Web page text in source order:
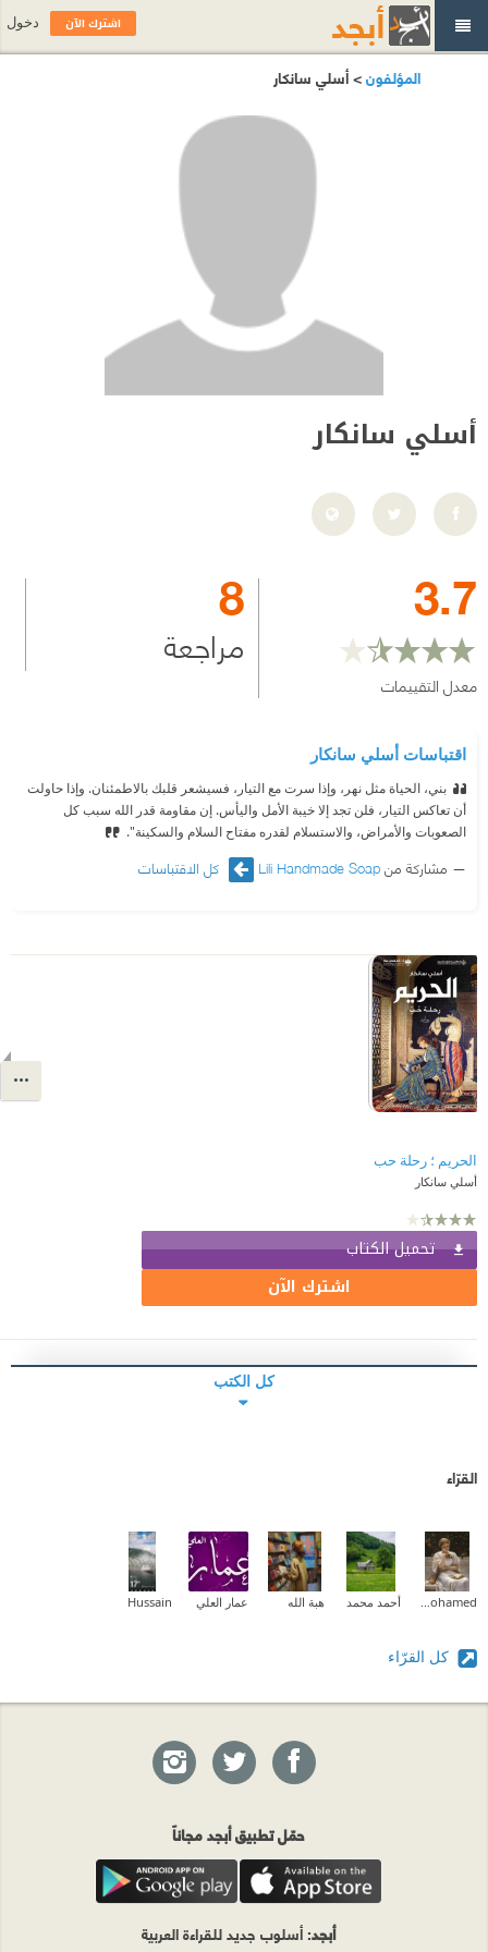
المؤلفون> أسلي سانكار
أسلي سانكار
3.7
معدل التقييمات
8
مراجعة
اقتباسات أسلي سانكار
بني، الحياة مثل نهر، وإذا سرت مع التيار، فسيشعر قلبك بالاطمئنان. وإذا حاولت
أن تعاكس التيار، فلن تجد إلا خيبة الأمل واليأس. إن مقاومة قدر الله سبب كل
الصعوبات والأمراض، والاستسلام لقدره مفتاح السلام والسكينة".
مشاركة منLili Handmade Soap كل الاقتباسات
الحريم ؛ رحلة حب
أسلي سانكار
تحميل الكتاب
اشترك الآن
كل الكتب
القرّاء
أحمد محمد هبة الله عمار العلي Hussain
كل القرّاء
اشترك الآن دخول
حمّل تطبيق أبجد مجاناً
أبجد: أسلوب جديد للقراءة العربية